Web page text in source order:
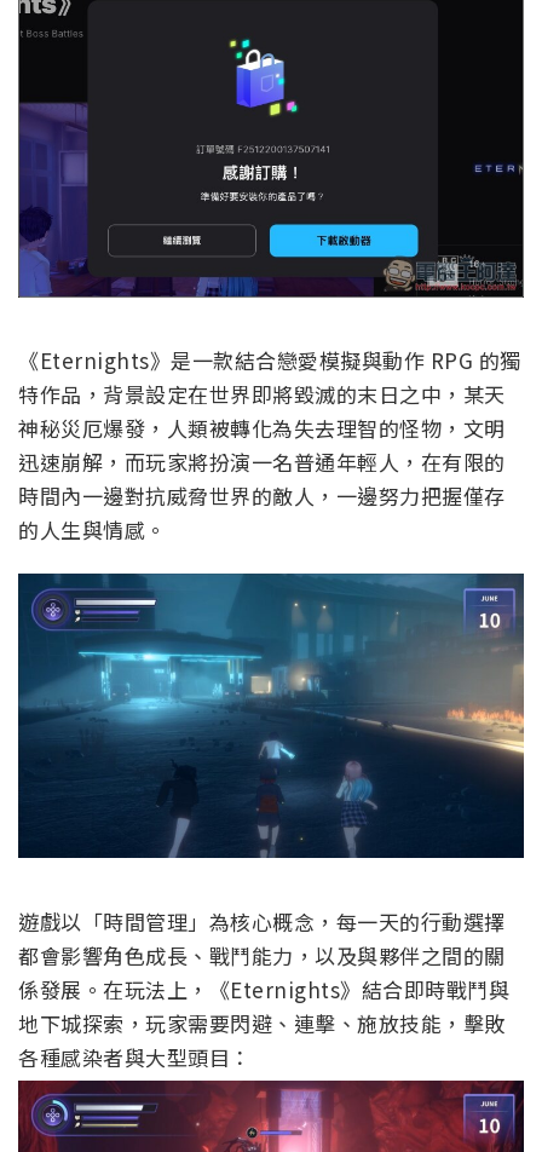
《Eternights》是一款結合戀愛模擬與動作 RPG 的獨
特作品，背景設定在世界即將毀滅的末日之中，某天
神秘災厄爆發，人類被轉化為失去理智的怪物，文明
迅速崩解，而玩家將扮演一名普通年輕人，在有限的
時間內一邊對抗威脅世界的敵人，一邊努力把握僅存
的人生與情感。
遊戲以「時間管理」為核心概念，每一天的行動選擇
都會影響角色成長、戰鬥能力，以及與夥伴之間的關
係發展。在玩法上，《Eternights》結合即時戰鬥與
地下城探索，玩家需要閃避、連擊、施放技能，擊敗
各種感染者與大型頭目：